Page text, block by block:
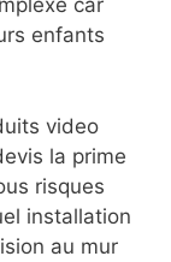
car
enfants
video
la prime
risques
installation
au mur